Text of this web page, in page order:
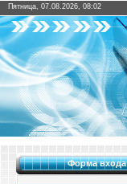
Пятница, 07.08.2026, 08:02
Форма входа